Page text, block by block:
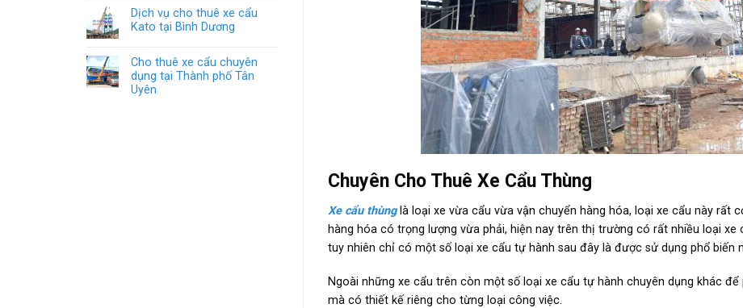
Dịch vụ cho thuê xe cẩu
Kato tại Bình Dương
Cho thuê xe cẩu chuyên
dụng tại Thành phố Tân
Uyên
Chuyên Cho Thuê Xe Cẩu Thùng
Xe cẩu thùnglà loại xe vừa cẩu vừa vận chuyển hàng hóa, loại xe cẩu này rất
hàng hóa có trọng lượng vừa phải, hiện nay trên thị trường có rất nhiều loại
tuy nhiên chỉ có một số loại xe cẩu tự hành sau đây là được sử dụng phổ biến
Ngoài những xe cẩu trên còn một số loại xe cẩu tự hành chuyên dụng khác
mà có thiết kế riêng cho từng loại công việc.